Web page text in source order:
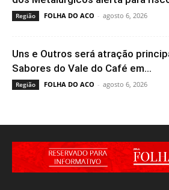
Região FOLHA DO ACO - agosto 6, 2026
Uns e Outros será atração
Sabores do Vale do Café em...
Região FOLHA DO ACO - agosto 6, 2026